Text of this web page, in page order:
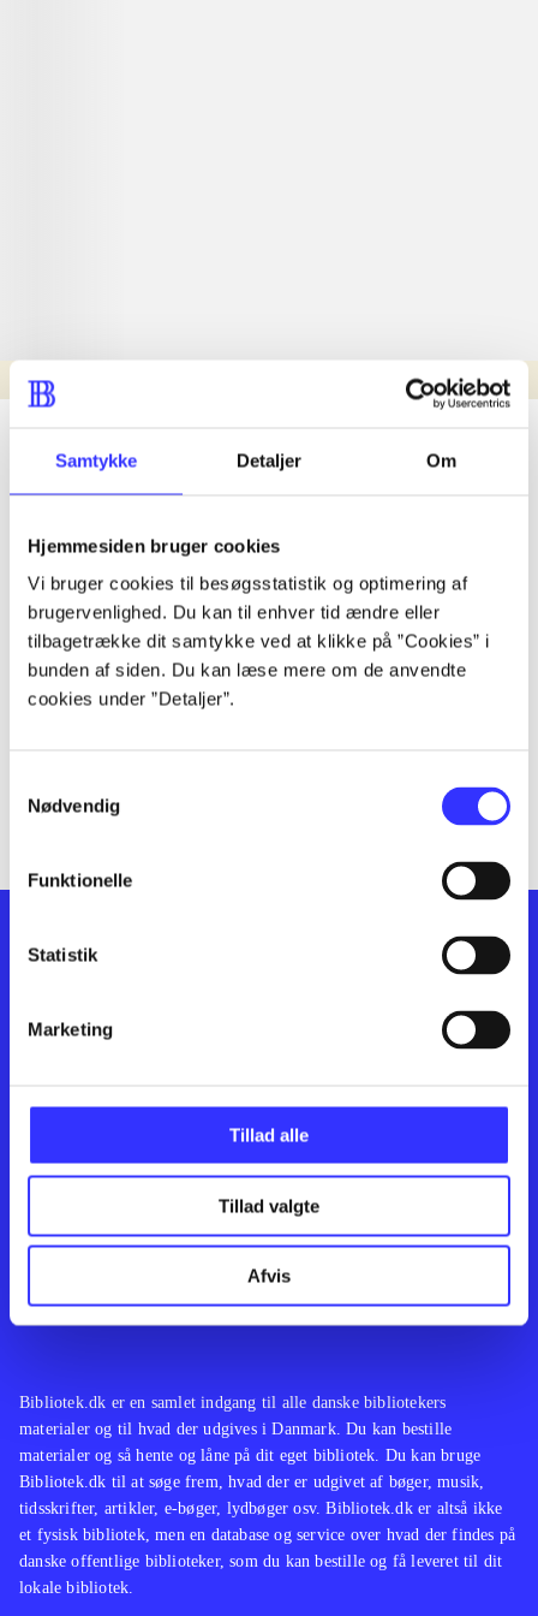
Samtykke Detaljer Om
Hjemmesiden bruger cookies
Vi bruger cookies til besøgsstatistik og optimering af
brugervenlighed. Du kan til enhver tid ændre eller
tilbagetrække dit samtykke ved at klikke på ”Cookies” i
bunden af siden. Du kan læse mere om de anvendte
cookies under ”Detaljer”.
Nødvendig
Funktionelle
Statistik
Marketing
Tillad alle
Tillad valgte
Afvis
Nyhed
lorem ipsum dolor sit amet ...
lorem ipsum dolor sit amet ...
lorem ipsum dolor sit amet ...
lorem ipsum dolor sit amet ...
lorem ipsum dolor sit amet ...
lorem ipsum dolor sit amet ...
lorem ipsum dolor sit amet ...
Feedback
Bibliotek.dk er en samlet indgang til alle danske bibliotekers
materialer og til hvad der udgives i Danmark. Du kan bestille
materialer og så hente og låne på dit eget bibliotek. Du kan bruge
Bibliotek.dk til at søge frem, hvad der er udgivet af bøger, musik,
tidsskrifter, artikler, e-bøger, lydbøger osv. Bibliotek.dk er altså ikke
et fysisk bibliotek, men en database og service over hvad der findes på
danske offentlige biblioteker, som du kan bestille og få leveret til dit
lokale bibliotek.
Kontakt os
English
Artikler
Film
Musik
Noder